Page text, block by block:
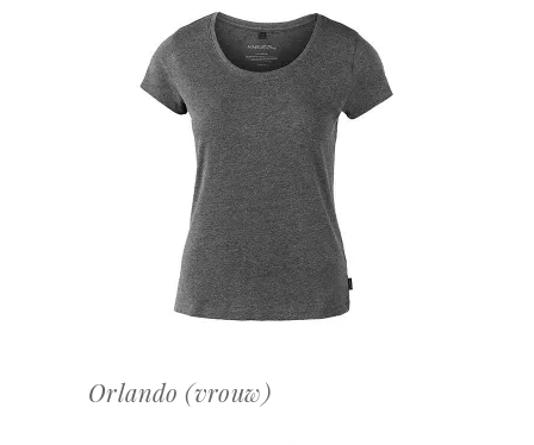
OFFERTEAANVRAAG
Orlando (vrouw)